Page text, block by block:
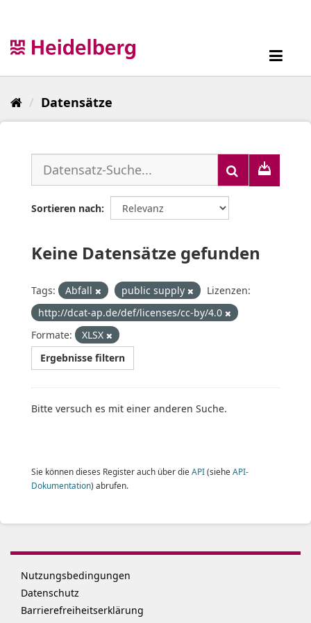
Datensätze
Sortieren nach
Keine Datensätze gefunden
Tags: Abfall public supply
Lizenzen:
http://dcat-ap.de/def/licenses/cc-by/4.0
Formate:
XLSX
Ergebnisse filtern
Bitte versuch es mit einer anderen Suche.
Sie können dieses Register auch über die API(siehe API-
Dokumentation) abrufen.
Nutzungsbedingungen
Datenschutz
Barrierefreiheitserklärung